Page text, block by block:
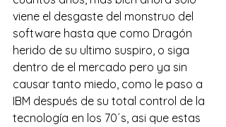
viene el desgaste del monstruo del
software hasta que como Dragón
herido de su ultimo suspiro, o siga
dentro de el mercado pero ya sin
causar tanto miedo, como le paso a
IBM después de su total control de la
tecnología en los 70´s, asi que estas